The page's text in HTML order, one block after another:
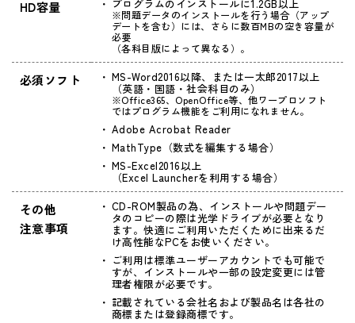
HD容量 プログラムのインストールに1.2GB以上
※問題データのインストールを行う場合（アップ
デートを含む）には、さらに数百MBの空き容量が
必要
（各科目版によって異なる）。
必須ソフト MS-Word2016以降、または一太郎2017以上
（英語・国語・社会科目のみ）
※Office365、OpenOffice等、他ワープロソフト
ではプログラム機能をご利用になれません。
Adobe Acrobat Reader
MathType（数式を編集する場合）
MS-Excel2016以上
（Excel Launcherを利用する場合）
その他
注意事項
CD-ROM製品の為、インストールや問題デー
タのコピーの際は光学ドライブが必要となり
ます。快適にご利用いただくために出来るだ
け高性能なPCをお使いください。
ご利用は標準ユーザーアカウントでも可能で
すが、インストールや一部の設定変更には管
理者権限が必要です。
記載されている会社名および製品名は各社の
商標または登録商標です。